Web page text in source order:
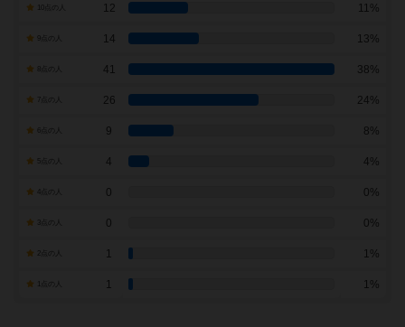
12 11%
9点の人 14 13%
41 38%
7点の人 26 24%
9 8%
4 4%
0 0%
0 0%
1 1%
1 1%